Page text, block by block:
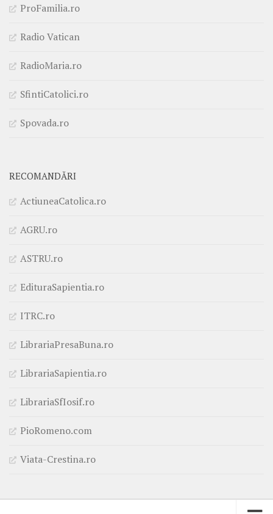
ProFamilia.ro
Radio Vatican
RadioMaria.ro
SfintiCatolici.ro
Spovada.ro
RECOMANDĂRI
ActiuneaCatolica.ro
AGRU.ro
ASTRU.ro
EdituraSapientia.ro
ITRC.ro
LibrariaPresaBuna.ro
LibrariaSapientia.ro
LibrariaSfIosif.ro
PioRomeno.com
Viata-Crestina.ro